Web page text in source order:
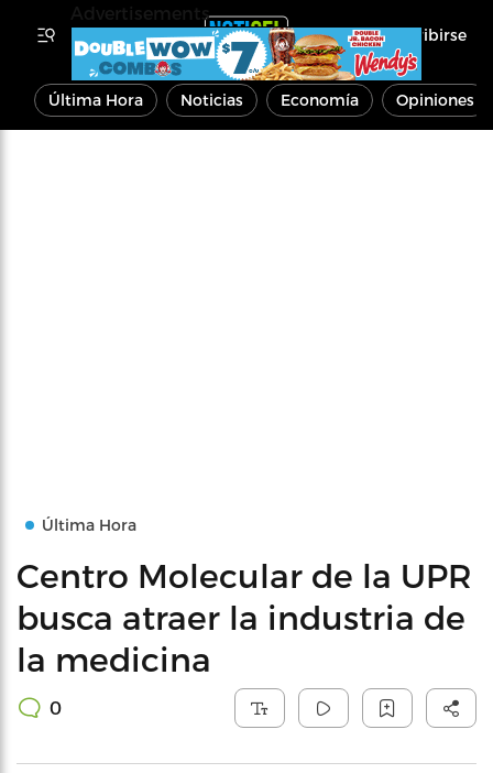
Inscribirse
Última Hora Noticias Economía Opiniones
Última Hora
Centro Molecular de la UPR
busca atraer la industria de
la medicina
0
Advertisements